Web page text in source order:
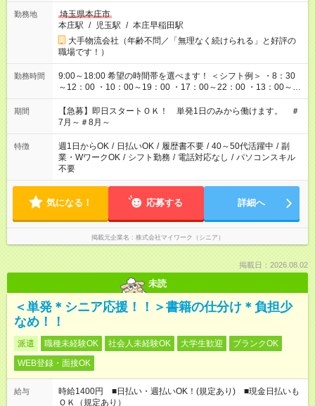
勤務地
埼玉県本庄市
本庄駅 / 児玉駅 / 本庄早稲田駅
大手物流会社（年齢不問／「無理なく続けられる」と好評の
職場です！）
勤務時間
9:00～18:00 希望の時間帯を選べます！ ＜シフト例＞ ・8：30
～12：00 ・10：00～19：00 ・17：00～22：00 ・13：00～
22：00 ・22：00～翌6：00 など
期間
【急募】即日スタートＯＫ！ 単発1日のみから働けます。 ＃
7月～＃8月～
特徴 週1日からOK / 日払いOK / 履歴書不要 / 40～50代活躍中 / 副
業・WワークOK / シフト勤務 / 電話対応なし / パソコンスキル
不要
気になる！ 応募する 詳細へ
掲載元企業名 株式会社マイワーク（シニア）
掲載日：2026.08.02
未読
＜単発＊シニア応援！！＞書籍の仕分け＊負担少
なめ！！
派遣 職種未経験OK 社会人未経験OK 大学生歓迎
ブランクOK
WEB登録・面接OK
給与
時給1400円 ■日払い・週払いOK！(規定あり) ■現金日払いも
ＯＫ（規定あり）